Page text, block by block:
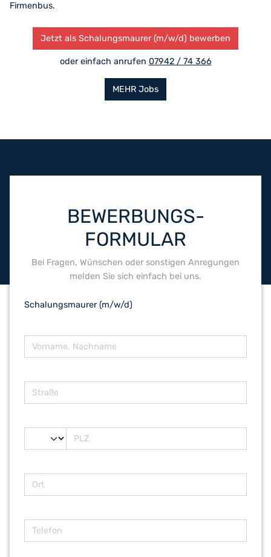
Firmenbus.
Jetzt als Schalungsmaurer (m/w/d) bewerben
oder einfach anrufen 07942 / 74 366
MEHR Jobs
BEWERBUNGS-
FORMULAR
Bei Fragen, Wünschen oder sonstigen Anregungen
melden Sie sich einfach bei uns.
Schalungsmaurer (m/w/d)